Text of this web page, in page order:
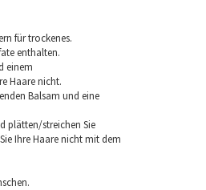
für trockenes.
enthalten.
einem
Haare nicht.
Balsam und eine
plätten/streichen Sie
Ihre Haare nicht mit dem